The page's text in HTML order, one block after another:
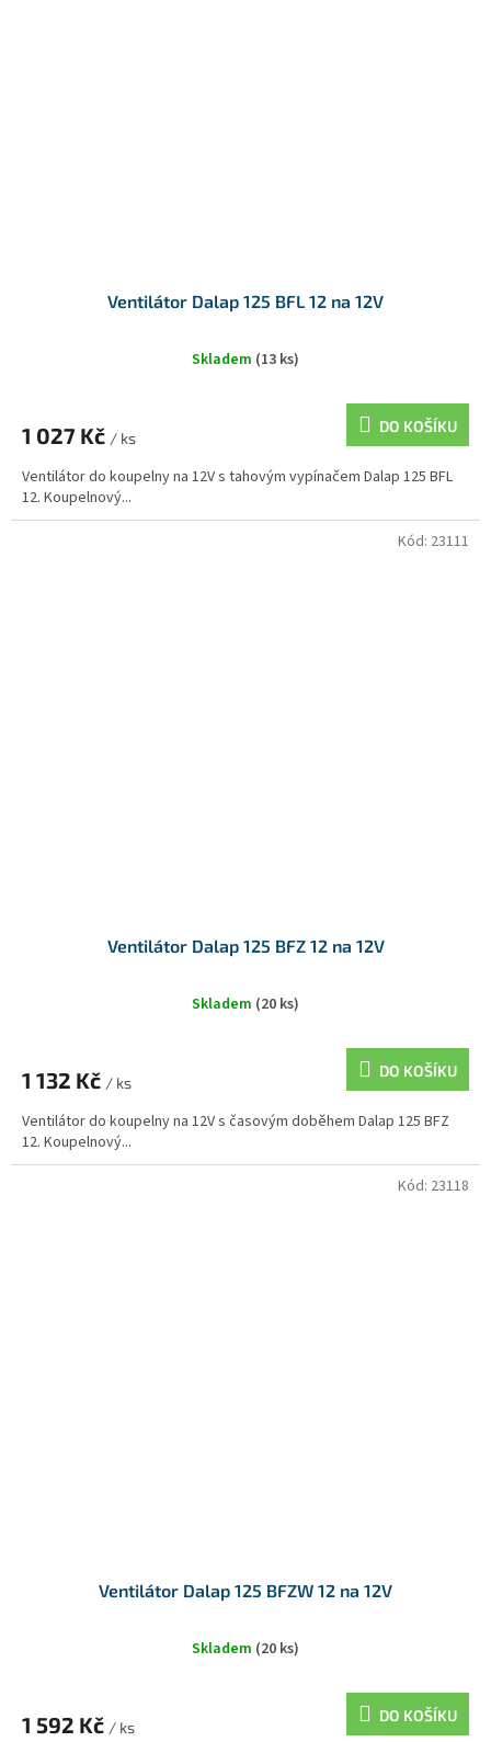
Ventilátor Dalap 125 BFL 12 na 12V
Skladem (13 ks)
1 027 Kč / ks
DO KOŠÍKU
Ventilátor do koupelny na 12V s tahovým vypínačem Dalap 125 BFL
12. Koupelnový...
Ventilátor Dalap 125 BFZ 12 na 12V
Skladem (20 ks)
1 132 Kč / ks
DO KOŠÍKU
Ventilátor do koupelny na 12V s časovým doběhem Dalap 125 BFZ
12. Koupelnový...
Kód: 23111
Ventilátor Dalap 125 BFZW 12 na 12V
Skladem (20 ks)
1 592 Kč / ks
DO KOŠÍKU
Kód: 23118